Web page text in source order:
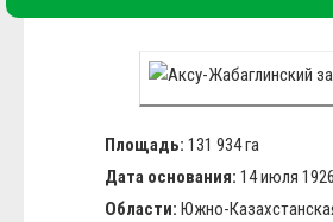
Площадь: 131 934 га
Дата основания: 14 июля
Области: Южно-